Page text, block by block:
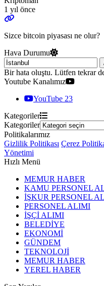
1 yıl önce
Sizce bitcoin piyasası ne olur?
Hava Durumu
Bir hata oluştu. Lütfen tekrar
Youtube Kanalımız
YouTube 23
Kategoriler
Kategoriler
Politikalarımız
Gizlilik Politikası Çerez
Yönetimi
Hızlı Menü
MEMUR HABER
KAMU PERSONEL
İŞKUR PERSONEL
PERSONEL ALIMI
İŞÇİ ALIMI
BELEDİYE
EKONOMİ
GÜNDEM
TEKNOLOJİ
MEMUR HABER
YEREL HABER